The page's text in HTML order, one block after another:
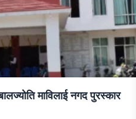
माविलाई नगद पुरस्कार